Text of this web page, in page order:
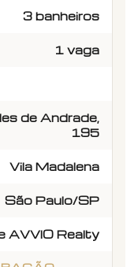
3 banheiros
1 vaga
de Andrade,
195
Vila Madalena
São Paulo/SP
AVVIO Realty